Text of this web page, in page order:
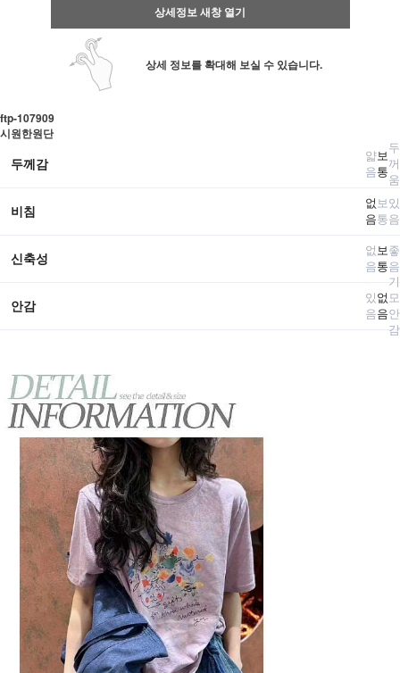
상세정보 새창 열기
상세 정보를 확대해 보실 수 있습니다.
ftp- 107909
시원한원단
두께감
얇
음
보
통
두
꺼
움
비침
없
음
보
통
있
음
신축성
없
음
보
통
좋
음
안감
있
음
없
음
기
모
안
감